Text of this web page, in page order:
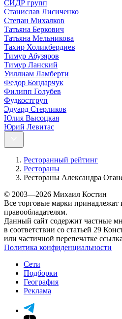
СИДР групп
Станислав Лисиченко
Степан Михалков
Татьяна Беркович
Татьяна Мельникова
Тахир Холикбердиев
Тимур Абузяров
Тимур Ланский
Уиллиам Ламберти
Федор Бондарчук
Филипп Голубев
Фудкостгруп
Эдуард Стерликов
Юлия Высоцкая
Юрий Левитас
Ресторанный рейтинг
Рестораны
Рестораны Александра
© 2003—2026 Михаил Костин
Все торговые марки принадлежат
правообладателям.
Данный сайт содержит частные
в соответствии со статьей 29
или частичной перепечатке
Политика конфиденциальности
Сети
Подборки
География
Реклама